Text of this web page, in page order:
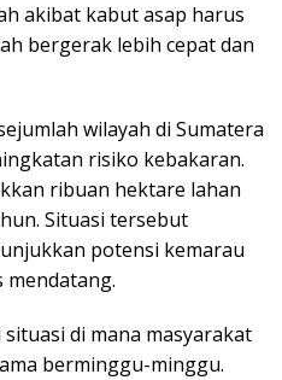
akibat kabut asap harus
bergerak lebih cepat dan
wilayah di Sumatera
risiko kebakaran.
ribuan hektare lahan
Situasi tersebut
potensi kemarau
mendatang.
di mana masyarakat
berminggu-minggu.